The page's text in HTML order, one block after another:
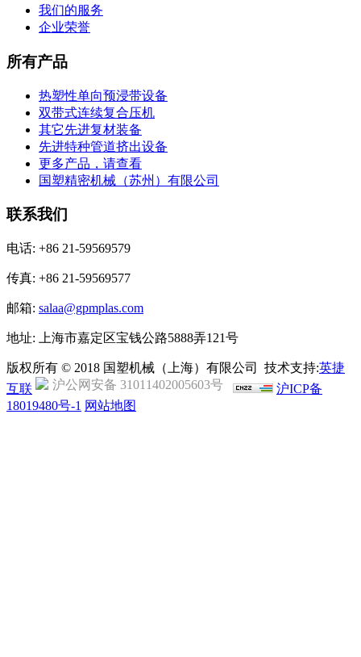
我们的服务
企业荣誉
所有产品
热塑性单向预浸带设备
双带式连续复合压机
其它先进复材装备
先进特种管道挤出设备
更多产品，请查看
国塑精密机械（苏州）有限公司
联系我们
电话: +86 21-59569579
传真: +86 21-59569577
邮箱: salaa@gpmplas.com
地址: 上海市嘉定区宝钱公路5888弄121号
版权所有 © 2018 国塑机械（上海）有限公司 技术支持:英捷
互联
沪公网安备 31011402005603号
沪ICP备
18019480号-1 网站地图